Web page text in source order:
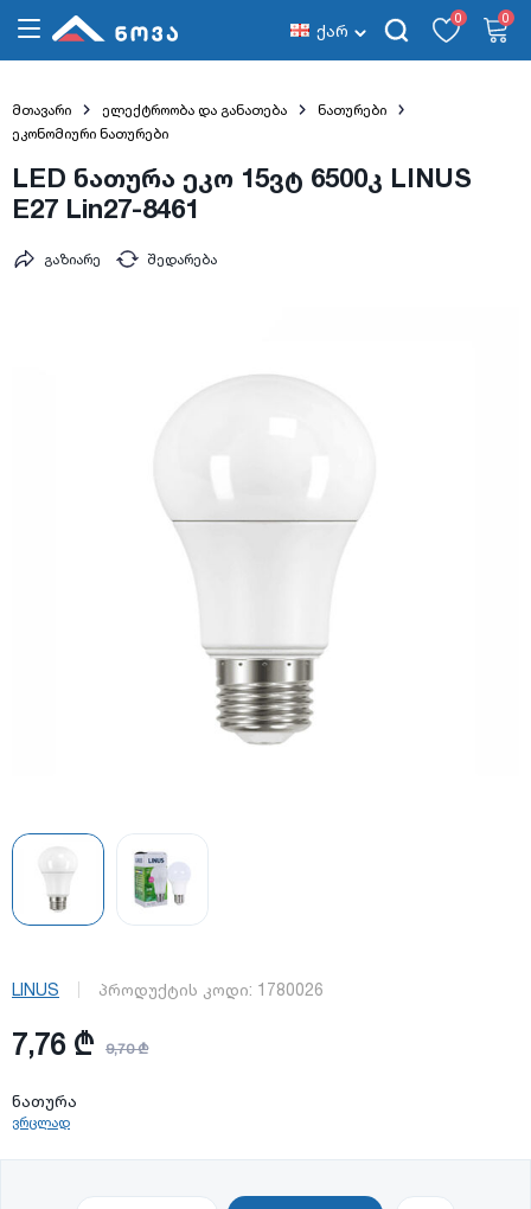
ქარ
0 0
მთავარი ელექტროობა და განათება
ნათურები
ეკონომიური ნათურები
LED ნათურა ეკო 15ვტ 6500კ LINUS
E27 Lin27-8461
შედარება
გაზიარე
LINUS პროდუქტის კოდი: 1780026
7,76 ₾ 9,70 ₾
ნათურა
ვრცლად